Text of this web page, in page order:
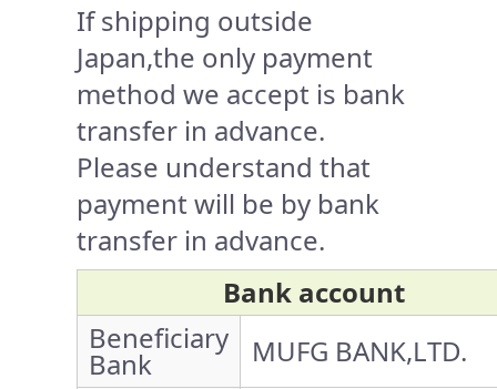
If shipping outside
Japan,the only payment
method we accept is bank
transfer in advance.
Please understand that
payment will be by bank
transfer in advance.
Bank account
Beneficiary
Bank
MUFG BANK,LTD.